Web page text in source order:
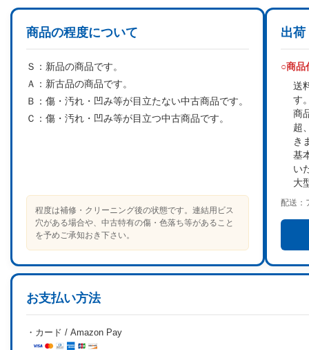
商品の程度について
Ｓ： 新品の商品です。
Ａ： 新古品の商品です。
Ｂ： 傷・汚れ・凹み等が目立たない中古商品です。
Ｃ： 傷・汚れ・凹み等が目立つ中古商品です。
程度は補修・クリーニング後の状態です。連結用ビス
穴がある場合や、中古特有の傷・色落ち等があること
を予めご承知おき下さい。
出荷
○商品
送
す
商
超
き
基
い
大
配送：
お支払い方法
・カード / Amazon Pay